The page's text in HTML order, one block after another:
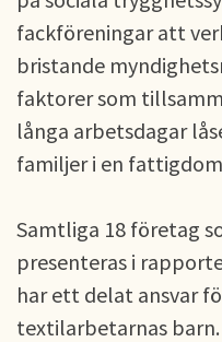
fackföreningar att
bristande
faktorer som
långa arbetsdagar
familjer i en
Samtliga 18 företag
presenteras i
har ett delat ansvar
textilarbetarnas